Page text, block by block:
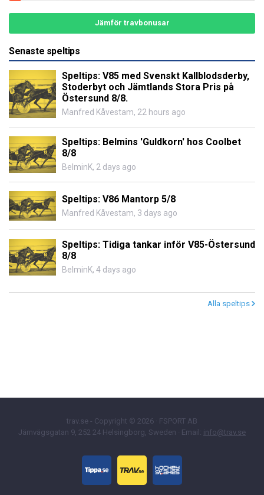
Jämför travbonusar
Senaste speltips
Speltips: V85 med Svenskt Kallblodsderby,
Stoderbyt och Jämtlands Stora Pris på
Östersund 8/8.
Manfred Kåvestam, 22 hours ago
Speltips: Belmins 'Guldkorn' hos Coolbet
8/8
BelminK, 2 days ago
Speltips: V86 Mantorp 5/8
Manfred Kåvestam, 3 days ago
Speltips: Tidiga tankar inför V85-Östersund
8/8
BelminK, 4 days ago
Alla speltips
trav.se - Copyright © 2026 · FSPORT AB
Järnvägsgatan 9, 252 24 Helsingborg, Sweden · Email: info@trav.se